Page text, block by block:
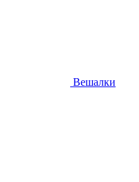
Вешалки